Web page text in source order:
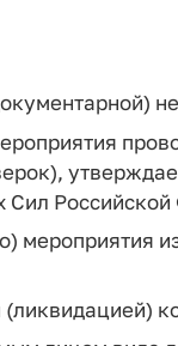
Сил
мероприятия